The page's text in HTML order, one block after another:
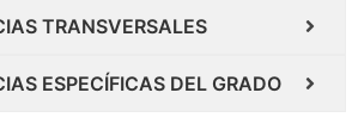
TRANSVERSALES
ESPECÍFICAS DEL GRADO